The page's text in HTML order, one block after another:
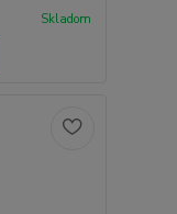
Skladom